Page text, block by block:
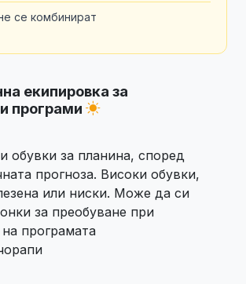
се комбинират
екипировка за
програми
обувки за планина, според
прогноза. Високи обувки,
или ниски. Може да си
за преобуване при
програмата